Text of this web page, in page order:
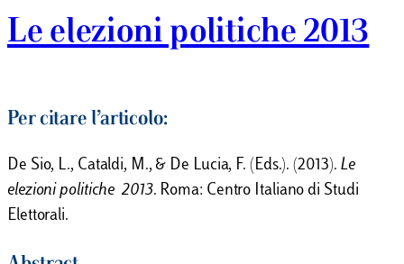
Le elezioni politiche 2013
Per citare l’articolo:
De Sio, L., Cataldi, M., & De Lucia, F. (Eds.). (2013). Le
elezioni politiche 2013. Roma: Centro Italiano di Studi
Elettorali.